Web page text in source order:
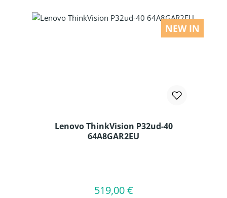
NEW IN
Lenovo ThinkVision P32ud-40
64A8GAR2EU
Regulärer Preis:
519,00 €
In den Warenkorb